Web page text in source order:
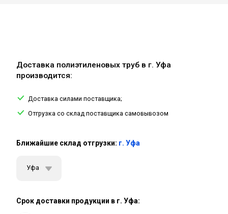
Доставка полиэтиленовых труб в г. Уфа
производится:
Доставка силами поставщика;
Отгрузка со склад поставщика самовывозом
Ближайшие склад отгрузки: г. Уфа
Уфа
Срок доставки продукции в г. Уфа: